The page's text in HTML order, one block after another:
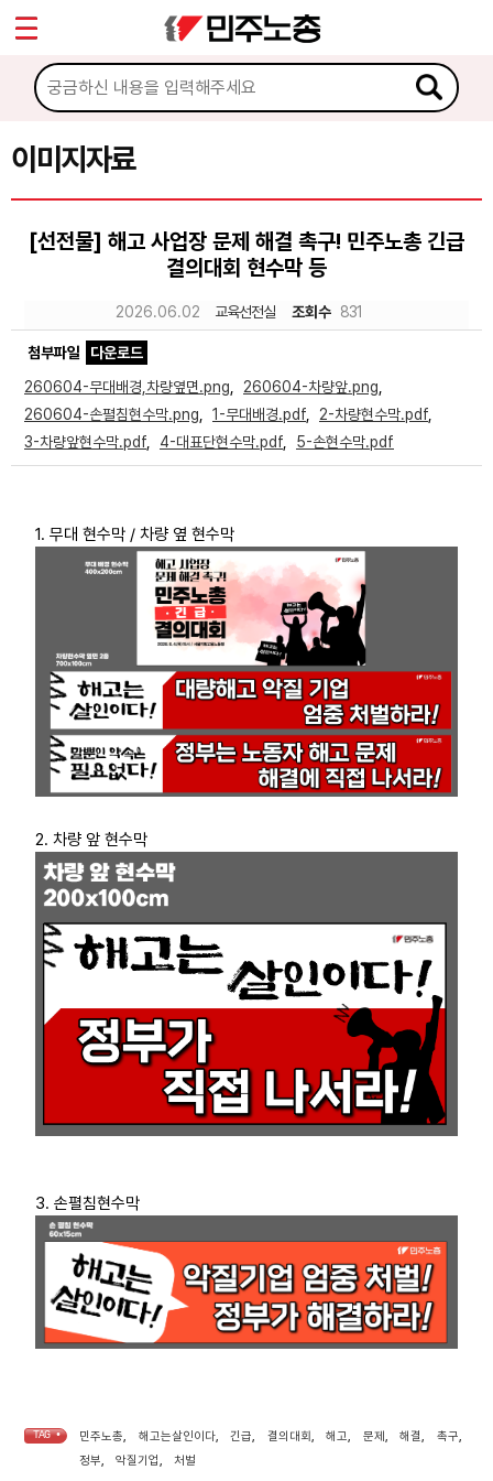
이미지자료
[선전물] 해고 사업장 문제 해결 촉구! 민주노총 긴급
결의대회 현수막 등
2026.06.02 교육선전실 조회수 831
첨부파일
다운로드
260604-무대배경,차량옆면.png
260604-차량앞.png
260604-손펼침현수막.png
1-무대배경.pdf 2-차량현수막.pdf
3-차량앞현수막.pdf
4-대표단현수막.pdf 5-손현수막.pdf
1. 무대 현수막 / 차량 옆 현수막
2. 차량 앞 현수막
3. 손펼침현수막
TAG • 민주노총, 해고는살인이다, 긴급, 결의대회, 해고, 문제, 해결, 촉구,
정부, 악질기업, 처벌
마이페이지
소개
소식
문서자료
이미지자료
미디어자료
카드뉴스
부설기관
Sketchbook5, 스케치북5
Sketchbook5, 스케치북5